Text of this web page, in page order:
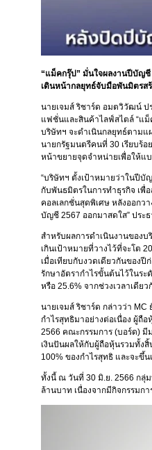
“แม็คกรุ๊ป” มั่นใจผลงานปีบัญชี
เดินหน้ากลยุทธ์จับมือพันมิตรส
นายเจมส์ ริชาร์ด อมตวิวัฒน์ ป
แฟชั่นและสินค้าไลฟ์สไตล์ “แม็
บริษัทฯ จะดำเนินกลยุทธ์ตามแ
นายกรัฐมนตรีคนที่ 30 เรียบร้อ
หน้าขยายจุดจำหน่ายเพื่อให้แ
“บริษัทฯ ตั้งเป้าหมายว่าในปีบั
กับพันธมิตรในการทำธุรกิจ เพื่
คอลเลกชั่นสุดพิเศษ หลังออกว
บัญชี 2567 ออกมาสดใส” ประ
สำหรับผลการดําเนินงานของ
เกินเป้าหมายที่วางไว้ที่จะโต
เมื่อเทียบกับงวดเดียวกันของ
รักษาอัตรากำไรขั้นต้นไว้ในร
หรือ 25.6% จากช่วงเวลาเดีย
นายเจมส์ ริชาร์ด กล่าวว่า
กำไรสุทธิมาอย่างต่อเนื่อง ผู้ถื
2566 คณะกรรมการ (บอร์ด)
เงินปันผลให้กับผู้ถือหุ้นรวมทั้ง
100% ของกำไรสุทธิ และจะขึ้
ทั้งนี้ ณ วันที่ 30 มิ.ย. 2566 กลุ่ม
ล้านบาท เนื่องจากมีกิจกรรมก